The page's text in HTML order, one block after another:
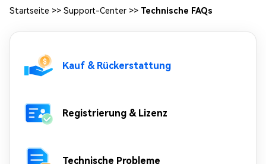
Startseite >> Support-Center >> Technische FAQs
Kauf & Rückerstattung
Registrierung & Lizenz
Technische Probleme